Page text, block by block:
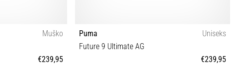
Muško
€239,95
Puma
Uniseks
Future 9 Ultimate AG
€239,95